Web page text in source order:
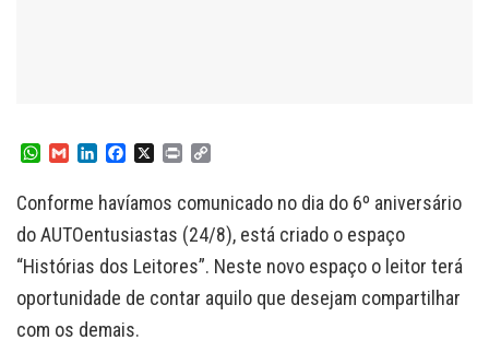
W
t
s
p
p
G
i
l
n
k
e
I
n
c
e
b
o
k
X
P
n
t
y
L
n
k
Conforme havíamos comunicado no dia do 6º aniversário
do AUTOentusiastas (24/8), está criado o espaço
“Histórias dos Leitores”. Neste novo espaço o leitor terá
oportunidade de contar aquilo que desejam compartilhar
com os demais.